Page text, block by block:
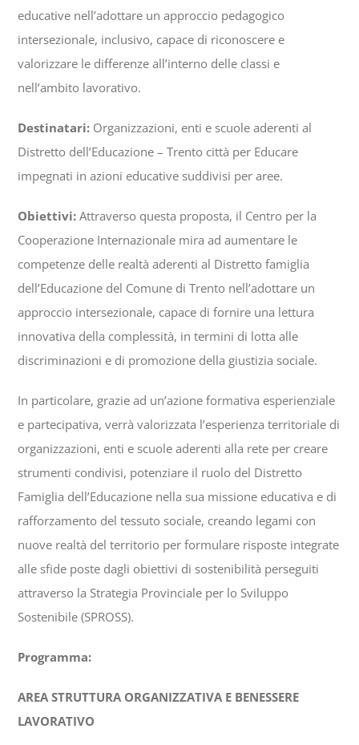
educative nell’adottare un approccio pedagogico
intersezionale, inclusivo, capace di riconoscere e
valorizzare le differenze all’interno delle classi e
nell’ambito lavorativo.
Destinatari: Organizzazioni, enti e scuole aderenti al
Distretto dell’Educazione – Trento città per Educare
impegnati in azioni educative suddivisi per aree.
Obiettivi: Attraverso questa proposta, il Centro per la
Cooperazione Internazionale mira ad aumentare le
competenze delle realtà aderenti al Distretto famiglia
dell’Educazione del Comune di Trento nell’adottare un
approccio intersezionale, capace di fornire una lettura
innovativa della complessità, in termini di lotta alle
discriminazioni e di promozione della giustizia sociale.
In particolare, grazie ad un’azione formativa esperienziale
e partecipativa, verrà valorizzata l’esperienza territoriale di
organizzazioni, enti e scuole aderenti alla rete per creare
strumenti condivisi, potenziare il ruolo del Distretto
Famiglia dell’Educazione nella sua missione educativa e di
rafforzamento del tessuto sociale, creando legami con
nuove realtà del territorio per formulare risposte integrate
alle sfide poste dagli obiettivi di sostenibilità perseguiti
attraverso la Strategia Provinciale per lo Sviluppo
Sostenibile (SPROSS).
Programma:
AREA STRUTTURA ORGANIZZATIVA E BENESSERE
LAVORATIVO